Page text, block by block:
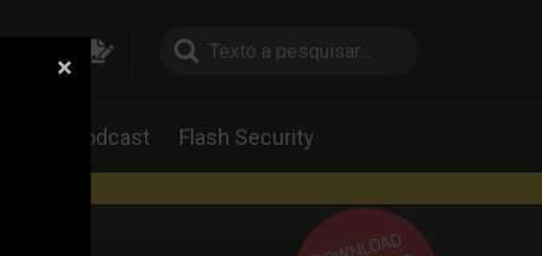
Podcast Flash Security
×